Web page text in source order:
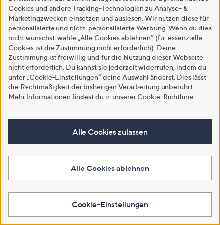
SALE
SCHIFFHAUER MUNICH®
Shirt Portugal
Rundhalsausschnitt Allover
Druck figurumspielend
€ 26,99
4.3
von
(3)3
Bewertungen
In den Warenkorb
SALE
SCHIFFHAUER MUNICH®
Jeans France Rundumdehnbund
Eingrifftaschen weites Bein
€ 44,99
4.3
von
5
(3) 3
Bewertungen
Weitere Farben verfügbar
Cookies und andere Tracking-Technologien zu Analyse- &
Marketingzwecken einsetzen und auslesen. Wir nutzen diese für
personalisierte und nicht-personalisierte Werbung. Wenn du dies
nicht wünschst, wähle „Alle Cookies ablehnen“ (für essenzielle
Cookies ist die Zustimmung nicht erforderlich). Deine
Zustimmung ist freiwillig und für die Nutzung dieser Webseite
nicht erforderlich. Du kannst sie jederzeit widerrufen, indem du
unter „Cookie-Einstellungen“ deine Auswahl änderst. Dies lässt
die Rechtmäßigkeit der bisherigen Verarbeitung unberührt.
Mehr Informationen findest du in unserer Cookie-Richtlinie
Alle Cookies zulassen
Alle Cookies ablehnen
Cookie-Einstellungen